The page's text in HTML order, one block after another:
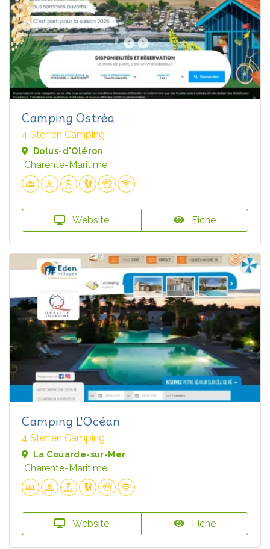
Camping Ostréa
4 Sterren Camping
Dolus-d'Oléron
Charente-Maritime
Website Fiche
Camping L'Océan
4 Sterren Camping
La Couarde-sur-Mer
Charente-Maritime
Website Fiche